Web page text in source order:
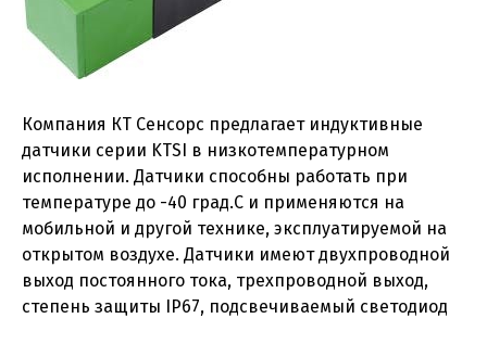
Компания КТ Сенсорс предлагает индуктивные
датчики серии KTSI в низкотемпературном
исполнении. Датчики способны работать при
температуре до -40 град.С и применяются на
мобильной и другой технике, эксплуатируемой на
открытом воздухе. Датчики имеют двухпроводной
выход постоянного тока, трехпроводной выход,
степень защиты IP67, подсвечиваемый светодиод